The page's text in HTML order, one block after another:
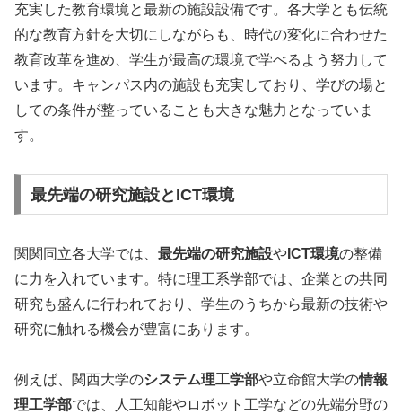
充実した教育環境と最新の施設設備です。各大学とも伝統
的な教育方針を大切にしながらも、時代の変化に合わせた
教育改革を進め、学生が最高の環境で学べるよう努力して
います。キャンパス内の施設も充実しており、学びの場と
しての条件が整っていることも大きな魅力となっていま
す。
最先端の研究施設とICT環境
関関同立各大学では、 最先端の研究施設や ICT環境の整備
に力を入れています。特に理工系学部では、企業との共同
研究も盛んに行われており、学生のうちから最新の技術や
研究に触れる機会が豊富にあります。
例えば、関西大学のシステム理工学部や立命館大学の情報
理工学部では、人工知能やロボット工学などの先端分野の